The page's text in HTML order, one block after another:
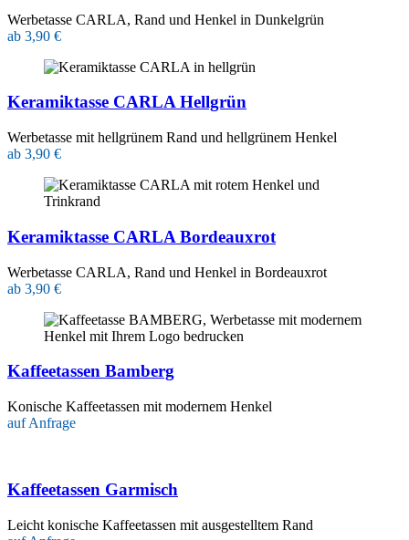
Werbetasse CARLA, Rand und Henkel in Dunkelgrün
ab 3,90 €
Keramiktasse CARLA Hellgrün
Werbetasse mit hellgrünem Rand und hellgrünem Henkel
ab 3,90 €
Keramiktasse CARLA Bordeauxrot
Werbetasse CARLA, Rand und Henkel in Bordeauxrot
ab 3,90 €
Kaffeetassen Bamberg
Konische Kaffeetassen mit modernem Henkel
auf Anfrage
Kaffeetassen Garmisch
Leicht konische Kaffeetassen mit ausgestelltem Rand